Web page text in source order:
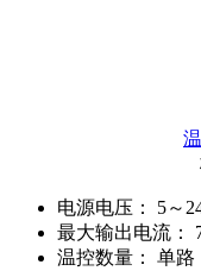
电源电压：
5～
最大输出电流：
温控数量：
单路